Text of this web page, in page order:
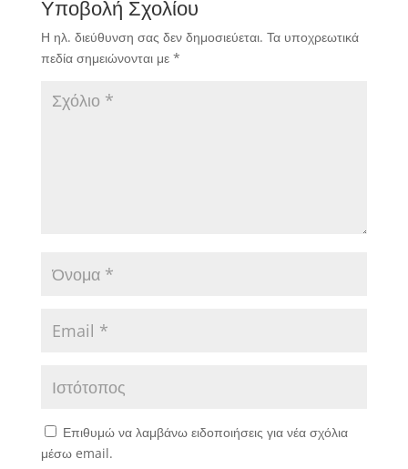
Υποβολή Σχολίου
Η ηλ. διεύθυνση σας δεν δημοσιεύεται. Τα υποχρεωτικά
πεδία σημειώνονται με *
Επιθυμώ να λαμβάνω ειδοποιήσεις για νέα σχόλια
μέσω email.